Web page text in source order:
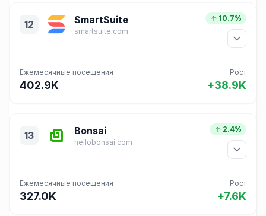
12 SmartSuite
smartsuite.com
10.7%
Ежемесячные посещения
402.9K
Рост
+38.9K
13 Bonsai
hellobonsai.com
2.4%
Ежемесячные посещения
327.0K
Рост
+7.6K